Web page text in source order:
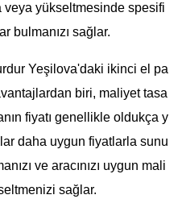
veya yükseltmesinde spesifi
bulmanızı sağlar.
Yeşilova'daki ikinci el pa
biri, maliyet tasa
fiyatı genellikle oldukça y
daha uygun fiyatlarla sunu
ve aracınızı uygun mali
sağlar.